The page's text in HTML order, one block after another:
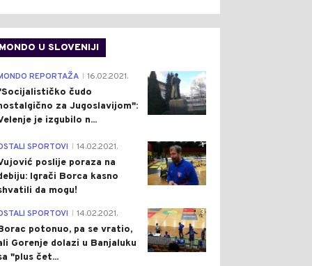
MONDO U SLOVENIJI
4
REPORTAŽA 16.02.2021.
čudo
za Jugoslavijom":
je izgubilo n...
1
SPORTOVI 14.02.2021.
poslije poraza na
Igrači Borca kasno
da mogu!
3
SPORTOVI 14.02.2021.
potonuo, pa se vratio,
Gorenje dolazi u Banjaluku
"plus čet...